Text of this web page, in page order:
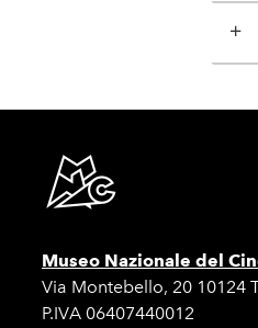
Museo Nazionale del
Via Montebello, 20 10124
P.IVA 06407440012